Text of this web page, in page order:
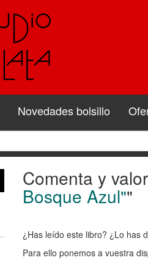
Novedades bolsillo
Comenta
y
valora
el
Comenta y
Bosque Azul""
¿Has leído este libro? ¿Lo has
Para ello ponemos a vuestra